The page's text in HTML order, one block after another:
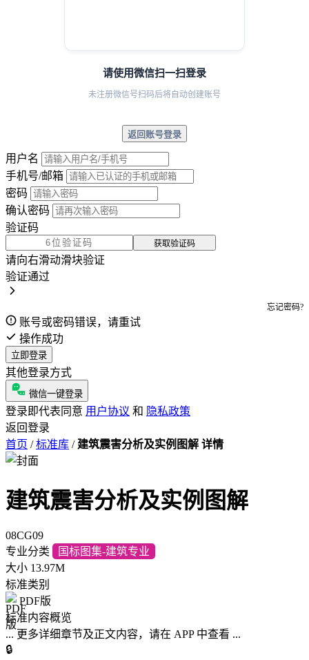
请使用微信扫一扫登录
未注册微信号扫码后将自动创建账号
返回账号登录
用户名
手机号/邮箱
密码
确认密码
验证码
获取验证码
请向右滑动滑块验证
验证通过
忘记密码?
账号或密码错误，请重试
操作成功
立即登录
其他登录方式
微信一键登录
登录即代表同意 用户协议 和 隐私政策
返回登录
首页 / 标准库 / 建筑震害分析及实例图解 详情
建筑震害分析及实例图解
08CG09
专业分类
国标图集-建筑专业
大小 13.97M
标准类别
PDF版
标准内容概览
... 更多详细章节及正文内容，请在 APP 中查看 ...
🔒